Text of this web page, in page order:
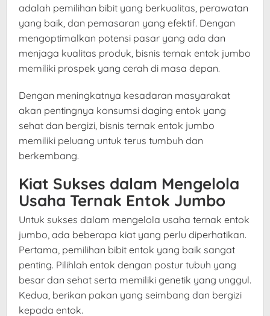
adalah pemilihan bibit yang berkualitas, perawatan
yang baik, dan pemasaran yang efektif. Dengan
mengoptimalkan potensi pasar yang ada dan
menjaga kualitas produk, bisnis ternak entok jumbo
memiliki prospek yang cerah di masa depan.
Dengan meningkatnya kesadaran masyarakat
akan pentingnya konsumsi daging entok yang
sehat dan bergizi, bisnis ternak entok jumbo
memiliki peluang untuk terus tumbuh dan
berkembang.
Kiat Sukses dalam Mengelola
Usaha Ternak Entok Jumbo
Untuk sukses dalam mengelola usaha ternak entok
jumbo, ada beberapa kiat yang perlu diperhatikan.
Pertama, pemilihan bibit entok yang baik sangat
penting. Pilihlah entok dengan postur tubuh yang
besar dan sehat serta memiliki genetik yang unggul.
Kedua, berikan pakan yang seimbang dan bergizi
kepada entok.